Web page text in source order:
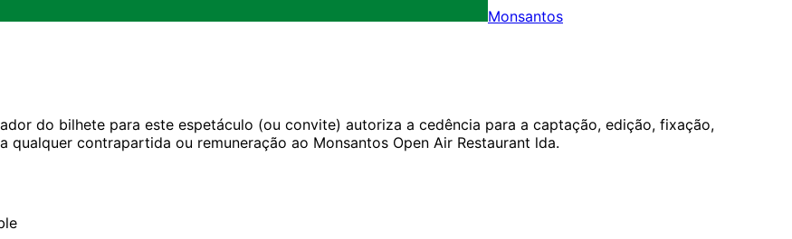
Monsantos
do bilhete para este espetáculo (ou convite) autoriza a cedência para a captação, edição, fixação,
contrapartida ou remuneração ao Monsantos Open Air Restaurant lda.